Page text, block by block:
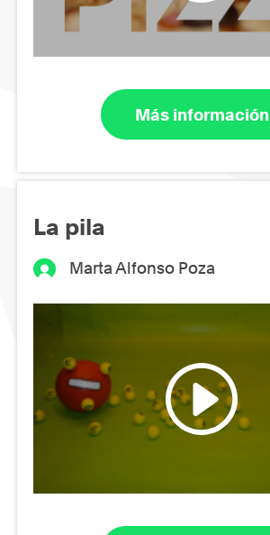
Más información
La pila
Marta Alfonso Poza